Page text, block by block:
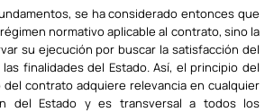
se ha considerado entonces que
normativo aplicable al contrato, sino la
su ejecución por buscar la satisfacción del
finalidades del Estado. Así, el principio del
contrato adquiere relevancia en cualquier
del Estado y es transversal a todos los